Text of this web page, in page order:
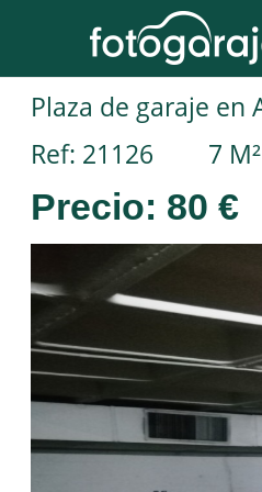
Ref: 21126
7 M²
Precio: 80 €